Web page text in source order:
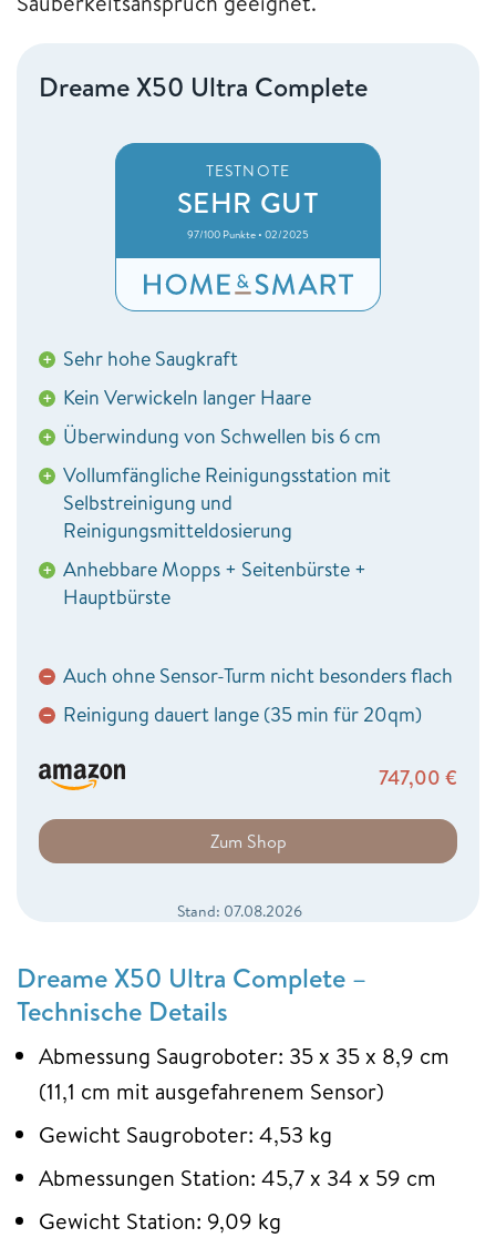
Dreame X50 Ultra Complete
TESTNOTE
SEHR GUT
97/100 Punkte • 02/2025
+ Sehr hohe Saugkraft
+ Kein Verwickeln langer Haare
+ Überwindung von Schwellen bis 6 cm
+ Vollumfängliche Reinigungsstation mit
Selbstreinigung und
Reinigungsmitteldosierung
+ Anhebbare Mopps + Seitenbürste +
Hauptbürste
− Auch ohne Sensor-Turm nicht besonders flach
− Reinigung dauert lange (35 min für 20qm)
747,00 €
Zum Shop
Stand: 07.08.2026
Dreame X50 Ultra Complete –
Technische Details
Abmessung Saugroboter: 35 x 35 x 8,9 cm
(11,1 cm mit ausgefahrenem Sensor)
Gewicht Saugroboter: 4,53 kg
Abmessungen Station: 45,7 x 34 x 59 cm
Gewicht Station: 9,09 kg